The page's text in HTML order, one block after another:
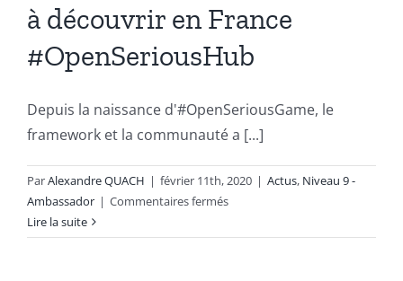
à découvrir en France
#OpenSeriousHub
Depuis la naissance d'#OpenSeriousGame, le
framework et la communauté a [...]
ParAlexandre QUACH | février 11th, 2020 | Actus, Niveau 9 -
Ambassador | Commentaires ferméssur
communautés/réseaux
Lire la suite